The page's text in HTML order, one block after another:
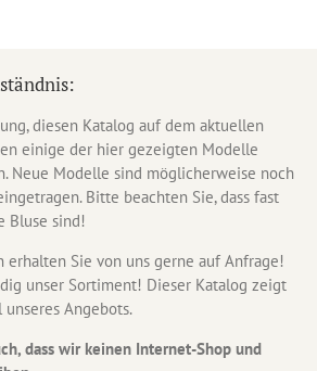
diesen Katalog auf dem aktuellen
einige der hier gezeigten Modelle
Neue Modelle sind möglicherweise noch
Bitte beachten Sie, dass fast
Bluse sind!
erhalten Sie von uns gerne auf Anfrage!
unser Sortiment! Dieser Katalog zeigt
Angebots.
dass wir keinen Internet-Shop und